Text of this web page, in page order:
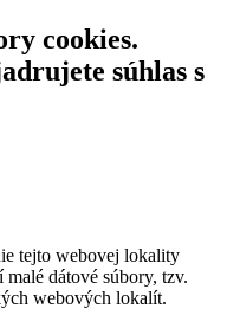
cookies.
súhlas s
tejto webovej lokality
dátové súbory, tzv.
webových lokalít.